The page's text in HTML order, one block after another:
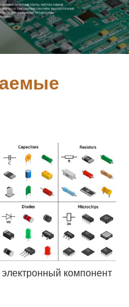
электронный компонент